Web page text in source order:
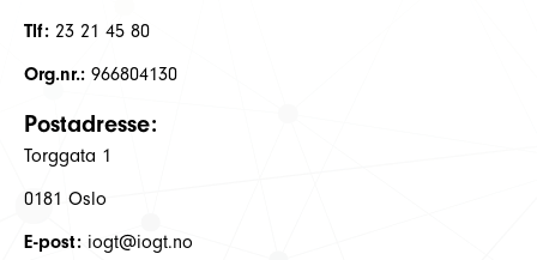
Tlf: 23 21 45 80
Org.nr.: 966804130
Postadresse:
Torggata 1
0181 Oslo
E-post: iogt@iogt.no